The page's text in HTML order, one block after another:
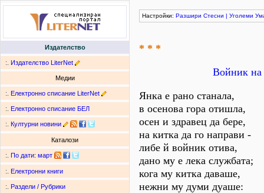
Издателство
:. Издателство LiterNet
Медии
:. Електронно списание LiterNet
:. Електронно списание БЕЛ
:. Културни новини
Каталози
:. По дати: март
:. Електронни книги
:. Раздели / Рубрики
Настройки: Разшири Стесни | Уголеми
* * *
Войник на
Янка е рано станала,
в осенова гора отишла,
осен и здравец да бере,
на китка да го направи -
либе й войник отива,
дано му е лека службата;
кога му китка даваше,
нежни му думи дуаше: